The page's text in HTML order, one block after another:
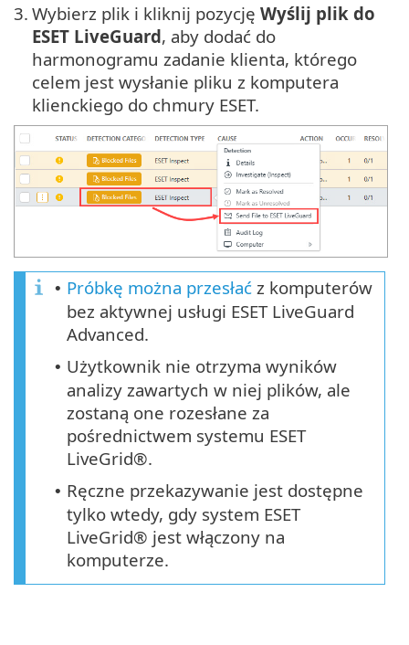
3. Wybierz plik i kliknij pozycję Wyślij plik do
ESET LiveGuard, aby dodać do
harmonogramu zadanie klienta, którego
celem jest wysłanie pliku z komputera
klienckiego do chmury ESET.
• Próbkę można przesłać z komputerów
bez aktywnej usługi ESET LiveGuard
Advanced.
• Użytkownik nie otrzyma wyników
analizy zawartych w niej plików, ale
zostaną one rozesłane za
pośrednictwem systemu ESET
LiveGrid®.
• Ręczne przekazywanie jest dostępne
tylko wtedy, gdy system ESET
LiveGrid® jest włączony na
komputerze.